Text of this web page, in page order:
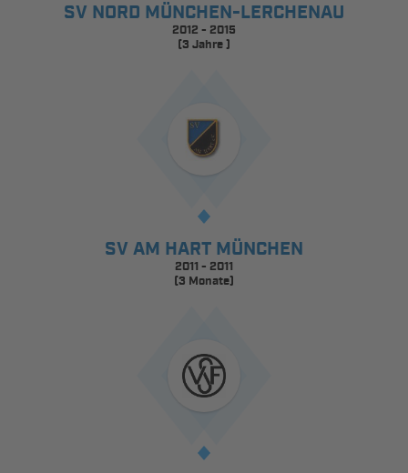
SV NORD MÜNCHEN-LERCHENAU
2012 - 2015
(3 Jahre )
SV AM HART MÜNCHEN
2011 - 2011
(3 Monate)